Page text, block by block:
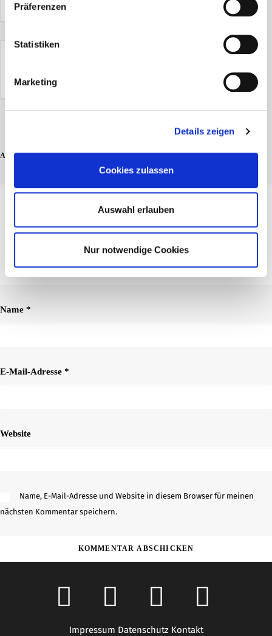
Präferenzen
Statistiken
Marketing
Details zeigen
Cookies zulassen
Auswahl erlauben
Nur notwendige Cookies
ADD COMMENT
Name *
E-Mail-Adresse *
Website
Name, E-Mail-Adresse und Website in diesem Browser für meinen
nächsten Kommentar speichern.
Impressum Datenschutz Kontakt